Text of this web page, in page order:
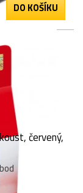
DO KOŠÍKU
červený,